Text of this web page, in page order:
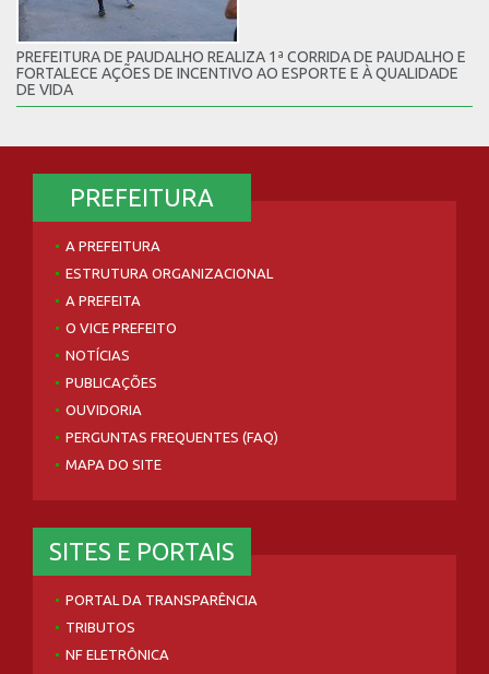
PREFEITURA DE PAUDALHO REALIZA 1ª CORRIDA DE PAUDALHO E
FORTALECE AÇÕES DE INCENTIVO AO ESPORTE E À QUALIDADE
DE VIDA
PREFEITURA
A PREFEITURA
ESTRUTURA ORGANIZACIONAL
A PREFEITA
O VICE PREFEITO
NOTÍCIAS
PUBLICAÇÕES
OUVIDORIA
PERGUNTAS FREQUENTES (FAQ)
MAPA DO SITE
SITES E PORTAIS
PORTAL DA TRANSPARÊNCIA
TRIBUTOS
NF ELETRÔNICA